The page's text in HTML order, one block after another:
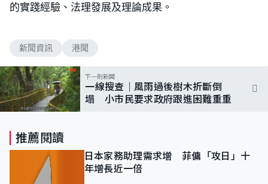
的實踐經驗、法理發展及理論成果。
新聞資訊 港聞
下一則新聞
一線搜查｜風雨過後樹木折斷倒
塌 小市民要求政府跟進困難重重
推薦閱讀
日本家務助理需求增 菲傭「攻日」十
年增長近一倍